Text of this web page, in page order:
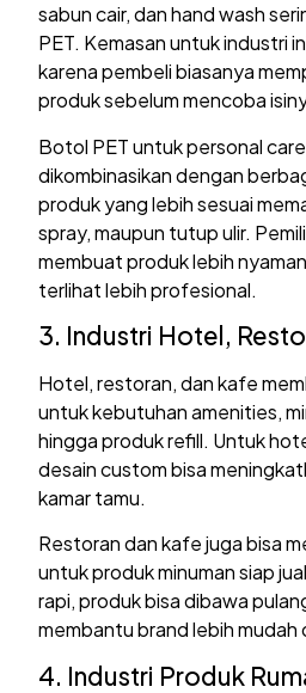
sabun cair, dan hand wash
PET. Kemasan untuk industri
karena pembeli biasanya
produk sebelum mencoba
Botol PET untuk personal
dikombinasikan dengan
produk yang lebih sesuai
spray, maupun tutup ulir.
membuat produk lebih
terlihat lebih profesional.
3. Industri Hotel,
Hotel, restoran, dan kafe
untuk kebutuhan amenities,
hingga produk refill. Untuk
desain custom bisa
kamar tamu.
Restoran dan kafe juga bisa
untuk produk minuman siap
rapi, produk bisa dibawa
membantu brand lebih mudah
4. Industri Produk